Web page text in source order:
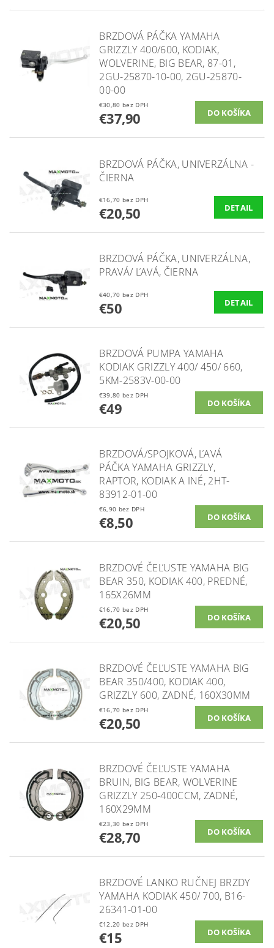
BRZDOVÁ PÁČKA YAMAHA
GRIZZLY 400/600, KODIAK,
WOLVERINE, BIG BEAR, 87-01,
2GU-25870-10-00, 2GU-25870-
00-00
€30,80 bez DPH
€37,90
BRZDOVÁ PÁČKA, UNIVERZÁLNA -
ČIERNA
€16,70 bez DPH
€20,50 DETAIL
BRZDOVÁ PÁČKA, UNIVERZÁLNA,
PRAVÁ/ ĽAVÁ, ČIERNA
€40,70 bez DPH
€50 DETAIL
BRZDOVÁ PUMPA YAMAHA
KODIAK GRIZZLY 400/ 450/ 660,
5KM-2583V-00-00
€39,80 bez DPH
€49
BRZDOVÁ/SPOJKOVÁ, ĽAVÁ
PÁČKA YAMAHA GRIZZLY,
RAPTOR, KODIAK A INÉ, 2HT-
83912-01-00
€6,90 bez DPH
€8,50
BRZDOVÉ ČEĽUSTE YAMAHA BIG
BEAR 350, KODIAK 400, PREDNÉ,
165X26MM
€16,70 bez DPH
€20,50
BRZDOVÉ ČEĽUSTE YAMAHA BIG
BEAR 350/400, KODIAK 400,
GRIZZLY 600, ZADNÉ, 160X30MM
€16,70 bez DPH
€20,50
BRZDOVÉ ČEĽUSTE YAMAHA
BRUIN, BIG BEAR, WOLVERINE
GRIZZLY 250-400CCM, ZADNÉ,
160X29MM
€23,30 bez DPH
€28,70
BRZDOVÉ LANKO RUČNEJ BRZDY
YAMAHA KODIAK 450/ 700, B16-
26341-01-00
€12,20 bez DPH
€15